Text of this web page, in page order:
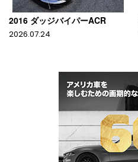
2016 ダッジバイパーACR
2026.07.24